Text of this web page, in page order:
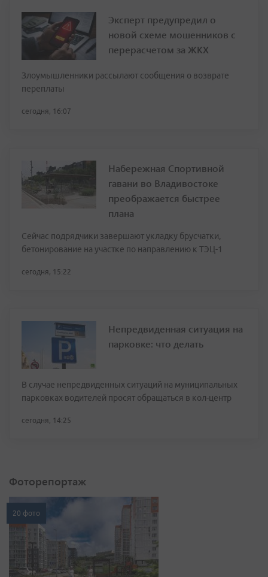
Эксперт предупредил о
новой схеме мошенников с
перерасчетом за ЖКХ
Злоумышленники рассылают сообщения о возврате
переплаты
сегодня, 16:07
Набережная Спортивной
гавани во Владивостоке
преображается быстрее
плана
Сейчас подрядчики завершают укладку брусчатки,
бетонирование на участке по направлению к ТЭЦ-1
сегодня, 15:22
Непредвиденная ситуация на
парковке: что делать
В случае непредвиденных ситуаций на муниципальных
парковках водителей просят обращаться в кол-центр
сегодня, 14:25
Фоторепортаж
20 фото